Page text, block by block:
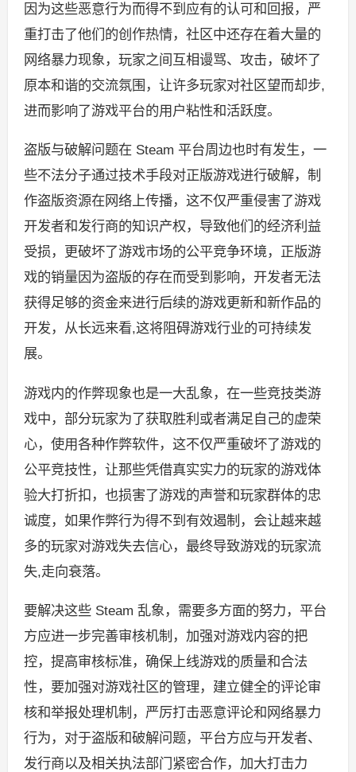
因为这些恶意行为而得不到应有的认可和回报，严
重打击了他们的创作热情，社区中还存在着大量的
网络暴力现象，玩家之间互相谩骂、攻击，破坏了
原本和谐的交流氛围，让许多玩家对社区望而却步,
进而影响了游戏平台的用户粘性和活跃度。
盗版与破解问题在 Steam 平台周边也时有发生，一
些不法分子通过技术手段对正版游戏进行破解，制
作盗版资源在网络上传播，这不仅严重侵害了游戏
开发者和发行商的知识产权，导致他们的经济利益
受损，更破坏了游戏市场的公平竞争环境，正版游
戏的销量因为盗版的存在而受到影响，开发者无法
获得足够的资金来进行后续的游戏更新和新作品的
开发，从长远来看,这将阻碍游戏行业的可持续发
展。
游戏内的作弊现象也是一大乱象，在一些竞技类游
戏中，部分玩家为了获取胜利或者满足自己的虚荣
心，使用各种作弊软件，这不仅严重破坏了游戏的
公平竞技性，让那些凭借真实实力的玩家的游戏体
验大打折扣，也损害了游戏的声誉和玩家群体的忠
诚度，如果作弊行为得不到有效遏制，会让越来越
多的玩家对游戏失去信心，最终导致游戏的玩家流
失,走向衰落。
要解决这些 Steam 乱象，需要多方面的努力，平台
方应进一步完善审核机制，加强对游戏内容的把
控，提高审核标准，确保上线游戏的质量和合法
性，要加强对游戏社区的管理，建立健全的评论审
核和举报处理机制，严厉打击恶意评论和网络暴力
行为，对于盗版和破解问题，平台方应与开发者、
发行商以及相关执法部门紧密合作，加大打击力